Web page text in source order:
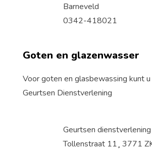
Barneveld
0342-418021
Goten en glazenwasser
Voor goten en glasbewassing kunt
Geurtsen Dienstverlening
Geurtsen dienstverlening
Tollenstraat 11¸ 3771